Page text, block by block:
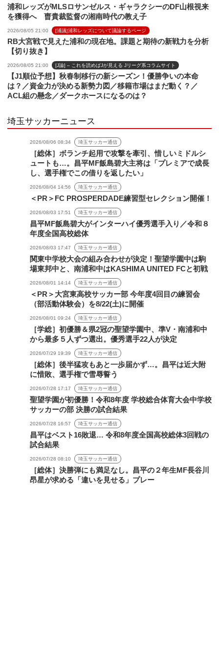
浦和レッズがMLSロサンゼルス・ギャラクシーのDF山根視来
を獲得へ 曺貴裁監督の湘南時代の教え子
2026/08/05 21:00 [浦議]浦和レッズについて議論するページ
RB大宮戦で見えた浦和の現在地。課題と期待の新戦力を分析
【切り抜き】
2026/08/05 21:00 [J論] – これを読めばJが見える Jリーグ系コラムサイト
【J1順位予想】秋春制移行の新シーズン！優勝争いの本命
は？／資金力が決める新勢力図／移籍市場はまだ動く？／
ACL組の懸念／ダークホースになるのは？
埼玉サッカーニュース
2026/08/06 08:34 埼玉サッカー通信
［総体］ボランチ起用で攻撃を牽引、惜しいミドルシ
ュートも…。昌平MF飯島碧大主将は「プレミアで成長
し、選手権でこの借りを返したい」
2026/08/04 14:56 埼玉サッカー通信
＜PR＞FC PROSPERDADE練習型セレクション開催！
2026/08/03 17:51 埼玉サッカー通信
昌平MF飯島碧大がインターハイ優秀選手入り／令和８
年度全国高校総体
2026/08/03 17:47 埼玉サッカー通信
関東中学校大会の組み合わせが決定！聖望学園中は駒
場東邦中と、南浦和中はKASHIMA UNITED FCと初戦
2026/08/01 14:14 埼玉サッカー通信
＜PR＞大宮東高校サッカー部 今年度4回目の練習会
（部活動体験会）を8/22(土)に開催
2026/08/01 09:24 埼玉サッカー通信
［学総］初優勝＆県2冠の聖望学園中、準V・南浦和中
から最多５人ずつ選出。優秀選手22人が決定
2026/07/29 19:39 埼玉サッカー通信
［総体］後半猛攻もあと一歩届かず…。昌平は近大附
に惜敗、選手権で雪辱誓う
2026/07/28 17:17 埼玉サッカー通信
聖望学園が初優勝！令和8年度 学校総合体育大会中学校
サッカーの部 決勝の試合結果
2026/07/28 16:57 埼玉サッカー通信
昌平はベスト16敗退… 令和8年度全国高校総体3回戦の
試合結果
2026/07/28 08:10 埼玉サッカー通信
［総体］決勝弾にも満足なし。昌平の２年生MF長谷川
昂星が求める「違いを見せる」プレー